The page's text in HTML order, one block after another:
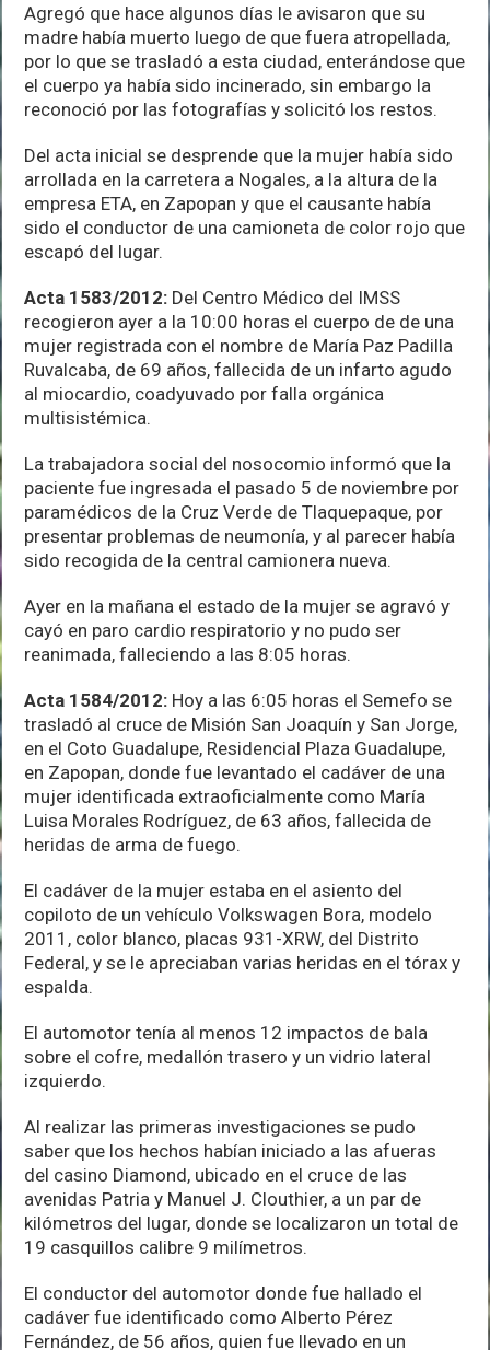
Agregó que hace algunos días le avisaron que su
madre había muerto luego de que fuera atropellada,
por lo que se trasladó a esta ciudad, enterándose que
el cuerpo ya había sido incinerado, sin embargo la
reconoció por las fotografías y solicitó los restos.
Del acta inicial se desprende que la mujer había sido
arrollada en la carretera a Nogales, a la altura de la
empresa ETA, en Zapopan y que el causante había
sido el conductor de una camioneta de color rojo que
escapó del lugar.
Acta 1583/2012: Del Centro Médico del IMSS
recogieron ayer a la 10:00 horas el cuerpo de de una
mujer registrada con el nombre de María Paz Padilla
Ruvalcaba, de 69 años, fallecida de un infarto agudo
al miocardio, coadyuvado por falla orgánica
multisistémica.
La trabajadora social del nosocomio informó que la
paciente fue ingresada el pasado 5 de noviembre por
paramédicos de la Cruz Verde de Tlaquepaque, por
presentar problemas de neumonía, y al parecer había
sido recogida de la central camionera nueva.
Ayer en la mañana el estado de la mujer se agravó y
cayó en paro cardio respiratorio y no pudo ser
reanimada, falleciendo a las 8:05 horas.
Acta 1584/2012: Hoy a las 6:05 horas el Semefo se
trasladó al cruce de Misión San Joaquín y San Jorge,
en el Coto Guadalupe, Residencial Plaza Guadalupe,
en Zapopan, donde fue levantado el cadáver de una
mujer identificada extraoficialmente como María
Luisa Morales Rodríguez, de 63 años, fallecida de
heridas de arma de fuego.
El cadáver de la mujer estaba en el asiento del
copiloto de un vehículo Volkswagen Bora, modelo
2011, color blanco, placas 931-XRW, del Distrito
Federal, y se le apreciaban varias heridas en el tórax y
espalda.
El automotor tenía al menos 12 impactos de bala
sobre el cofre, medallón trasero y un vidrio lateral
izquierdo.
Al realizar las primeras investigaciones se pudo
saber que los hechos habían iniciado a las afueras
del casino Diamond, ubicado en el cruce de las
avenidas Patria y Manuel J. Clouthier, a un par de
kilómetros del lugar, donde se localizaron un total de
19 casquillos calibre 9 milímetros.
El conductor del automotor donde fue hallado el
cadáver fue identificado como Alberto Pérez
Fernández, de 56 años, quien fue llevado en un